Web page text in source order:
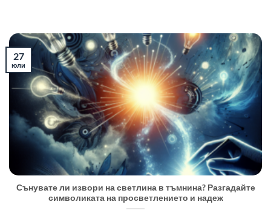
Сънувате ли извори на светлина в тъмнина? Разгадайте
символиката на просветлението и надеж
27
юли